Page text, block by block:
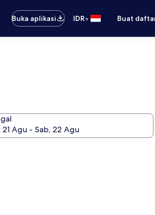
Buka aplikasi
IDR• Buat